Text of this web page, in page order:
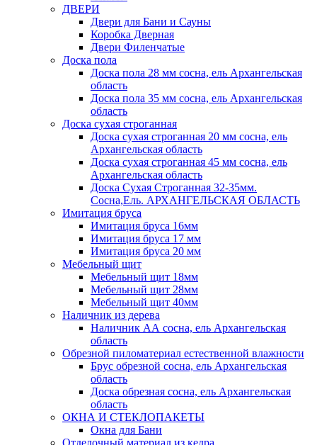
ДВЕРИ
Двери для Бани и Сауны
Коробка Дверная
Двери Филенчатые
Доска пола
Доска пола 28 мм сосна, ель Архангельская
область
Доска пола 35 мм сосна, ель Архангельская
область
Доска сухая строганная
Доска сухая строганная 20 мм сосна, ель
Архангельская область
Доска сухая строганная 45 мм сосна, ель
Архангельская область
Доска Сухая Строганная 32-35мм.
Сосна,Ель. АРХАНГЕЛЬСКАЯ ОБЛАСТЬ
Имитация бруса
Имитация бруса 16мм
Имитация бруса 17 мм
Имитация бруса 20 мм
Мебельный щит
Мебельный щит 18мм
Мебельный щит 28мм
Мебельный щит 40мм
Наличник из дерева
Наличник АА сосна, ель Архангельская
область
Обрезной пиломатериал естественной влажности
Брус обрезной сосна, ель Архангельская
область
Доска обрезная сосна, ель Архангельская
область
ОКНА И СТЕКЛОПАКЕТЫ
Окна для Бани
Отделочный материал из кедра